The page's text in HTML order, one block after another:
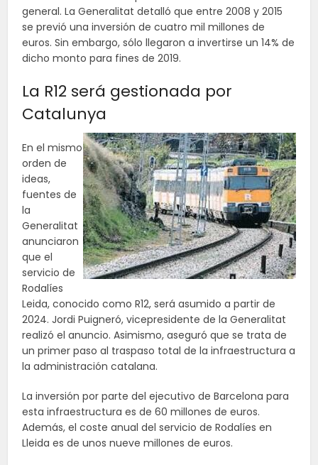
general. La Generalitat detalló que entre 2008 y 2015
se previó una inversión de cuatro mil millones de
euros. Sin embargo, sólo llegaron a invertirse un 14% de
dicho monto para fines de 2019.
La R12 será gestionada por
Catalunya
En el mismo
orden de
ideas,
fuentes de
la
Generalitat
anunciaron
que el
servicio de
Rodalíes
Leida, conocido como R12, será asumido a partir de
2024. Jordi Puigneró, vicepresidente de la Generalitat
realizó el anuncio. Asimismo, aseguró que se trata de
un primer paso al traspaso total de la infraestructura a
la administración catalana.
La inversión por parte del ejecutivo de Barcelona para
esta infraestructura es de 60 millones de euros.
Además, el coste anual del servicio de Rodalíes en
Lleida es de unos nueve millones de euros.